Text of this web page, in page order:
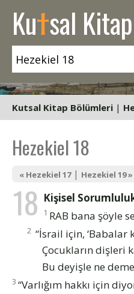
Kutsal Kitap
Kutsal Kitap Bölümleri |
Hezekiel 18
« Hezekiel 17| Hezekiel 19 »
18 Kişisel
1 RAB bana şöyle
2 “İsrail için, ‘Babalar
Çocukların dişleri
Bu deyişle ne
3 “Varlığım hakkı için